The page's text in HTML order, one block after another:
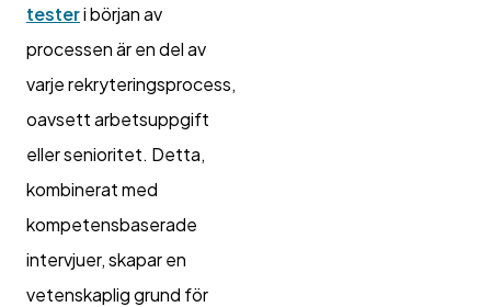
testeri början av
processen är en del av
varje rekryteringsprocess,
oavsett arbetsuppgift
eller senioritet. Detta,
kombinerat med
kompetensbaserade
intervjuer, skapar en
vetenskaplig grund för